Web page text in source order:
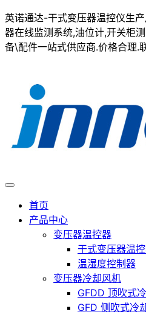
英诺通达-干式变压器温控仪生
器在线监测系统,油位计,开关柜
备\配件一站式供应商.价格合理.
首页
产品中心
变压器温控器
干式变压器温
温湿度控制器
变压器冷却风机
GFDD 顶吹式
GFD 侧吹式冷